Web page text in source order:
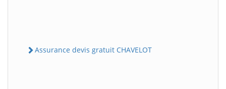
Assurance devis gratuit CHAVELOT